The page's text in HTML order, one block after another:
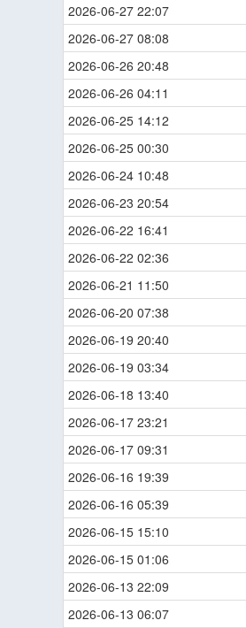
2026-06-27 22:07
2026-06-27 08:08
2026-06-26 20:48
2026-06-26 04:11
2026-06-25 14:12
2026-06-25 00:30
2026-06-24 10:48
2026-06-23 20:54
2026-06-22 16:41
2026-06-22 02:36
2026-06-21 11:50
2026-06-20 07:38
2026-06-19 20:40
2026-06-19 03:34
2026-06-18 13:40
2026-06-17 23:21
2026-06-17 09:31
2026-06-16 19:39
2026-06-16 05:39
2026-06-15 15:10
2026-06-15 01:06
2026-06-13 22:09
2026-06-13 06:07